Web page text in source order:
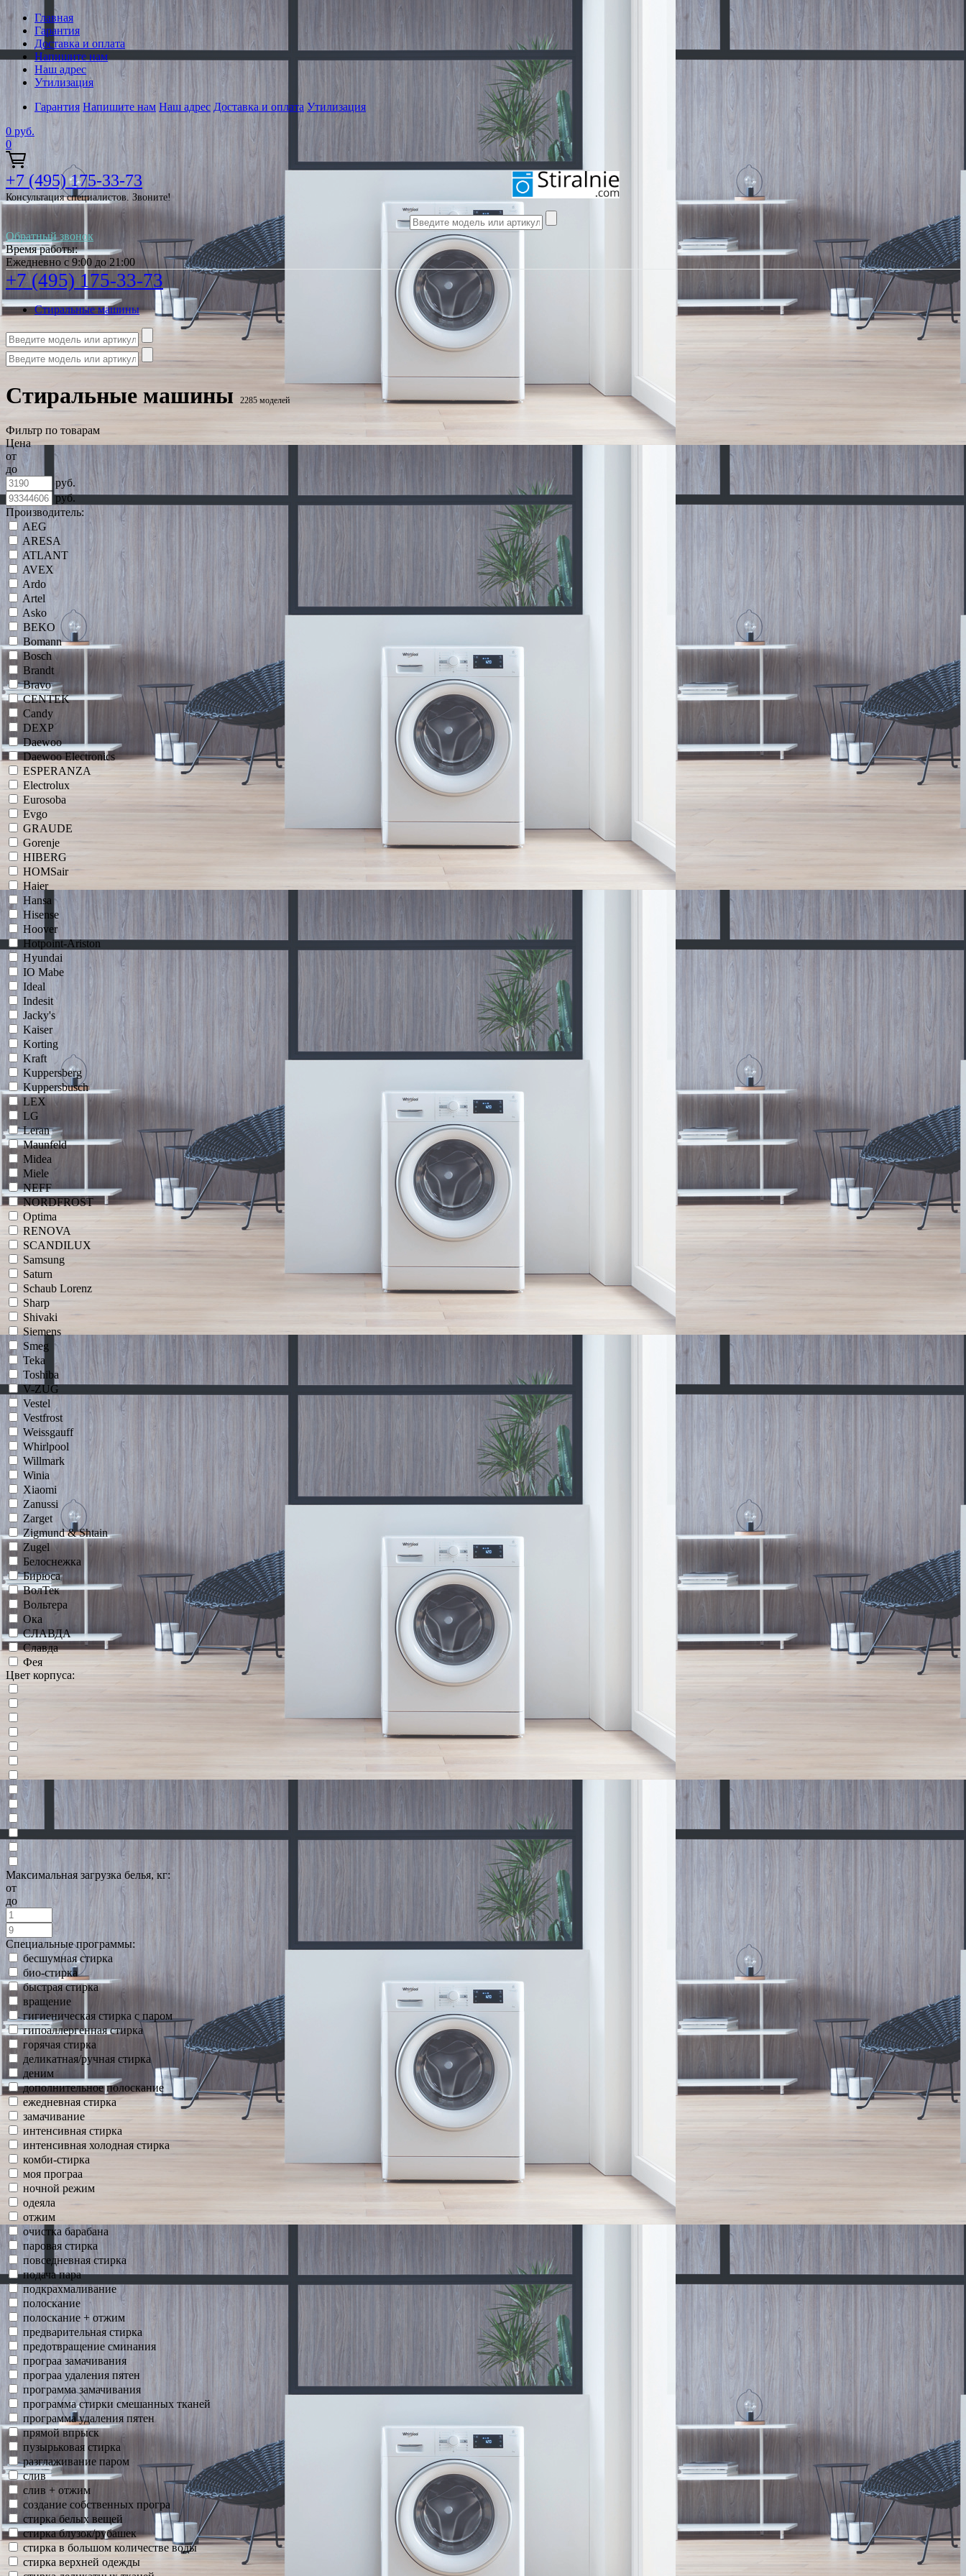
Главная
Гарантия
Доставка и оплата
Напишите нам
Наш адрес
Утилизация
Гарантия Напишите нам Наш адрес Доставка и оплата Утилизация
0 руб.
0
+7 (495) 175-33-73
Консультация специалистов. Звоните!
Обратный звонок
Время работы:
Ежедневно с 9:00 до 21:00
+7 (495) 175-33-73
Стиральные машины
Стиральные машины 2285 моделей
Фильтр по товарам
Цена
от
до
руб.
руб.
Производитель:
AEG
ARESA
ATLANT
AVEX
Ardo
Artel
Asko
BEKO
Bomann
Bosch
Brandt
Bravo
CENTEK
Candy
DEXP
Daewoo
Daewoo Electronics
ESPERANZA
Electrolux
Eurosoba
Evgo
GRAUDE
Gorenje
HIBERG
HOMSair
Haier
Hansa
Hisense
Hoover
Hotpoint-Ariston
Hyundai
IO Mabe
Ideal
Indesit
Jacky's
Kaiser
Korting
Kraft
Kuppersberg
Kuppersbusch
LEX
LG
Leran
Maunfeld
Midea
Miele
NEFF
NORDFROST
Optima
RENOVA
SCANDILUX
Samsung
Saturn
Schaub Lorenz
Sharp
Shivaki
Siemens
Smeg
Teka
Toshiba
V-ZUG
Vestel
Vestfrost
Weissgauff
Whirlpool
Willmark
Winia
Xiaomi
Zanussi
Zarget
Zigmund & Shtain
Zugel
Белоснежка
Бирюса
ВолТек
Вольтера
Ока
СЛАВДА
Славда
Фея
Цвет корпуса:
Максимальная загрузка белья, кг:
от
до
Специальные программы:
бесшумная стирка
био-стирка
быстрая стирка
вращение
гигиеническая стирка с паром
гипоаллергенная стирка
горячая стирка
деликатная/ручная стирка
деним
дополнительное полоскание
ежедневная стирка
замачивание
интенсивная стирка
интенсивная холодная стирка
комби-стирка
моя програа
ночной режим
одеяла
отжим
очистка барабана
паровая стирка
повседневная стирка
подача пара
подкрахмаливание
полоскание
полоскание + отжим
предварительная стирка
предотвращение сминания
програа замачивания
програа удаления пятен
программа замачивания
программа стирки смешанных тканей
программа удаления пятен
прямой впрыск
пузырьковая стирка
разглаживание паром
слив
слив + отжим
создание собственных програ
стирка белых вещей
стирка блузок/рубашек
стирка в большом количестве воды
стирка верхней одежды